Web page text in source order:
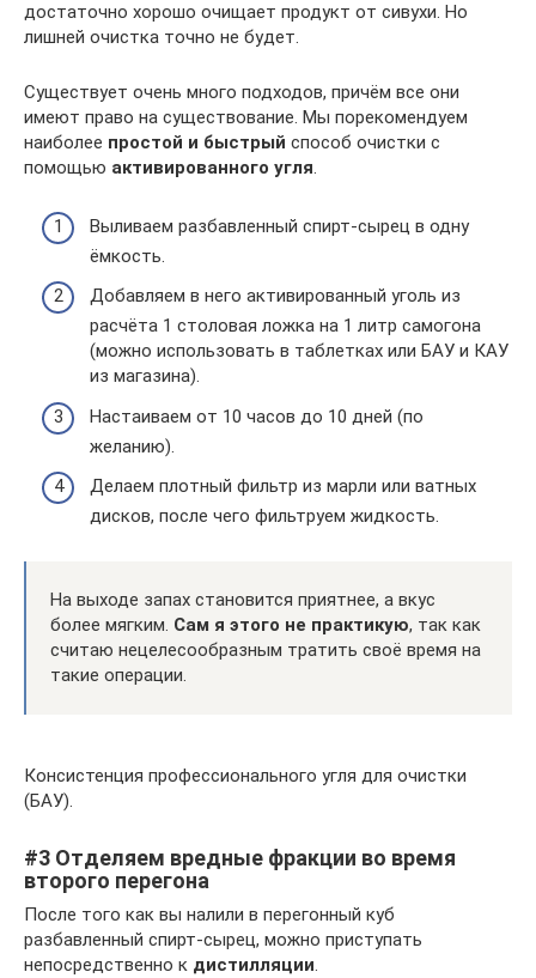
достаточно хорошо очищает продукт от сивухи. Но
лишней очистка точно не будет.
Существует очень много подходов, причём все они
имеют право на существование. Мы порекомендуем
наиболее простой и быстрый способ очистки с
помощью активированного угля.
Выливаем разбавленный спирт-сырец в одну
ёмкость.
Добавляем в него активированный уголь из
расчёта 1 столовая ложка на 1 литр самогона
(можно использовать в таблетках или БАУ и КАУ
из магазина).
Настаиваем от 10 часов до 10 дней (по
желанию).
Делаем плотный фильтр из марли или ватных
дисков, после чего фильтруем жидкость.
На выходе запах становится приятнее, а вкус
более мягким. Сам я этого не практикую, так как
считаю нецелесообразным тратить своё время на
такие операции.
Консистенция профессионального угля для очистки
(БАУ).
#3 Отделяем вредные фракции во время
второго перегона
После того как вы налили в перегонный куб
разбавленный спирт-сырец, можно приступать
непосредственно к дистилляции.